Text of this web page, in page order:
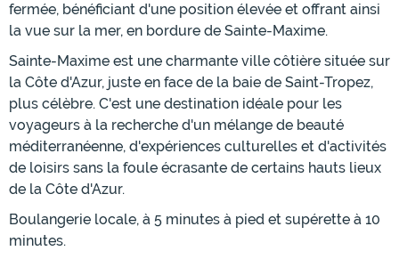
fermée, bénéficiant d'une position élevée et offrant ainsi
la vue sur la mer, en bordure de Sainte-Maxime.
Sainte-Maxime est une charmante ville côtière située sur
la Côte d'Azur, juste en face de la baie de Saint-Tropez,
plus célèbre. C'est une destination idéale pour les
voyageurs à la recherche d'un mélange de beauté
méditerranéenne, d'expériences culturelles et d'activités
de loisirs sans la foule écrasante de certains hauts lieux
de la Côte d'Azur.
Boulangerie locale, à 5 minutes à pied et supérette à 10
minutes.